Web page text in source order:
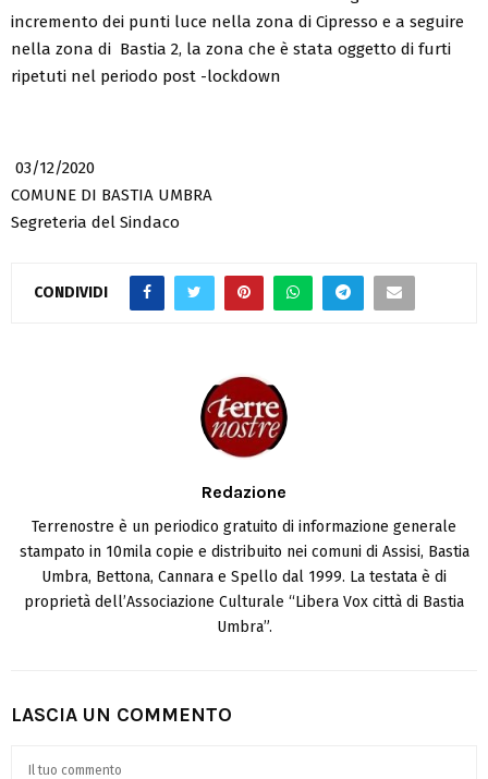
incremento dei punti luce nella zona di Cipresso e a seguire
nella zona di Bastia 2, la zona che è stata oggetto di furti
ripetuti nel periodo post -lockdown
03/12/2020
COMUNE DI BASTIA UMBRA
Segreteria del Sindaco
CONDIVIDI
Redazione
Terrenostre è un periodico gratuito di informazione generale
stampato in 10mila copie e distribuito nei comuni di Assisi, Bastia
Umbra, Bettona, Cannara e Spello dal 1999. La testata è di
proprietà dell’Associazione Culturale “Libera Vox città di Bastia
Umbra”.
LASCIA UN COMMENTO